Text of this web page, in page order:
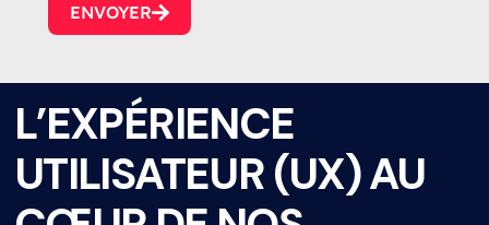
ENVOYER
L’EXPÉRIENCE
UTILISATEUR (UX) AU